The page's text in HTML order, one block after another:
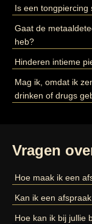
Is een tongpiercing
Gaat de
heb?
Hinderen intieme
Mag ik, omdat ik
drinken of drugs
Vragen
Hoe maak ik een
Kan ik een
Hoe kan ik bij jullie